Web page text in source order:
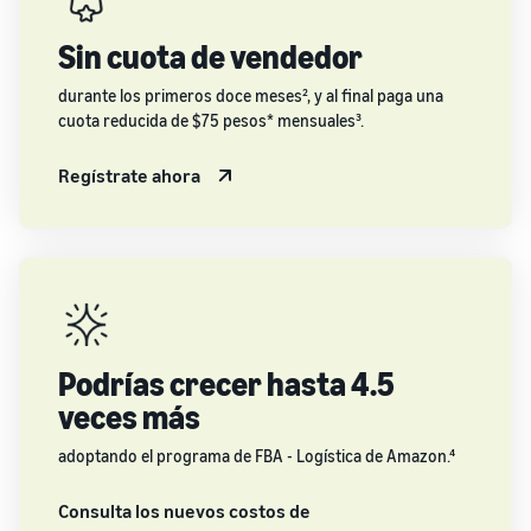
Sin cuota de vendedor
durante los primeros doce meses², y al final paga una
cuota reducida de $75 pesos* mensuales³.
Regístrate ahora
Podrías crecer hasta 4.5
veces más
adoptando el programa de FBA - Logística de Amazon.⁴
Consulta los nuevos costos de